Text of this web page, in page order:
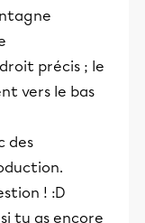
précis ; le
vers le bas
des
! :D
tu as encore